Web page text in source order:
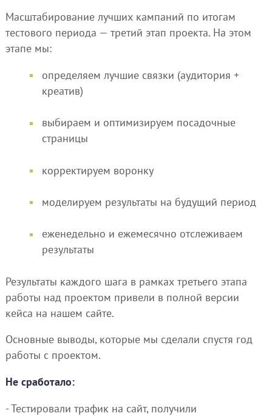
Масштабирование лучших кампаний по итогам
тестового периода — третий этап проекта. На этом
этапе мы:
определяем лучшие связки (аудитория +
креатив)
выбираем и оптимизируем посадочные
страницы
корректируем воронку
моделируем результаты на будущий период
еженедельно и ежемесячно отслеживаем
результаты
Результаты каждого шага в рамках третьего этапа
работы над проектом привели в полной версии
кейса на нашем сайте.
Основные выводы, которые мы сделали спустя год
работы с проектом.
Не сработало:
- Тестировали трафик на сайт, получили